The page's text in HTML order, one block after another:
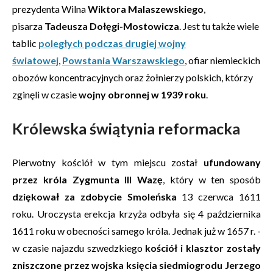
prezydenta WilnaWiktora Malaszewskiego,
pisarza Tadeusza Dołęgi-Mostowicza. Jest tu także wiele
tablic poległych podczas drugiej wojny
światowej, Powstania Warszawskiego, ofiar niemieckich
obozów koncentracyjnych oraz żołnierzy polskich, którzy
zginęli w czasiewojny obronnej w 1939 roku.
Królewska świątynia reformacka
Pierwotny kościół w tym miejscu został ufundowany
przez króla Zygmunta III Wazę, który w ten sposób
dziękował za zdobycie Smoleńska 13 czerwca 1611
roku. Uroczysta erekcja krzyża odbyła się 4 października
1611 roku w obecności samego króla. Jednak już w 1657 r. -
w czasie najazdu szwedzkiego kościół i klasztor zostały
zniszczone przez wojska księcia siedmiogrodu Jerzego